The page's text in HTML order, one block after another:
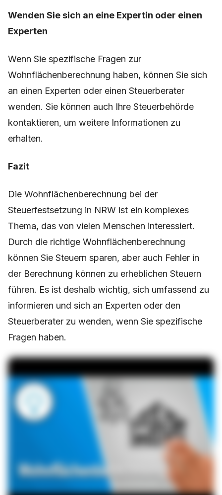
Wenden Sie sich an eine Expertin oder einen
Experten
Wenn Sie spezifische Fragen zur
Wohnflächenberechnung haben, können Sie sich
an einen Experten oder einen Steuerberater
wenden. Sie können auch Ihre Steuerbehörde
kontaktieren, um weitere Informationen zu
erhalten.
Fazit
Die Wohnflächenberechnung bei der
Steuerfestsetzung in NRW ist ein komplexes
Thema, das von vielen Menschen interessiert.
Durch die richtige Wohnflächenberechnung
können Sie Steuern sparen, aber auch Fehler in
der Berechnung können zu erheblichen Steuern
führen. Es ist deshalb wichtig, sich umfassend zu
informieren und sich an Experten oder den
Steuerberater zu wenden, wenn Sie spezifische
Fragen haben.